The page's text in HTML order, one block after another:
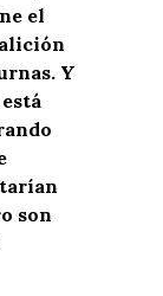
el
Y
son